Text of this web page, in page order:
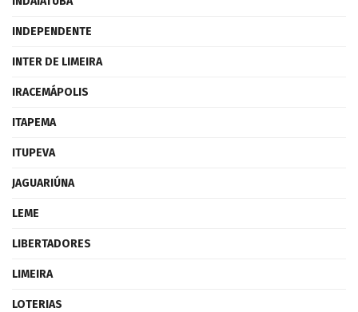
INDEPENDENTE
INTER DE LIMEIRA
IRACEMÁPOLIS
ITAPEMA
ITUPEVA
JAGUARIÚNA
LEME
LIBERTADORES
LIMEIRA
LOTERIAS